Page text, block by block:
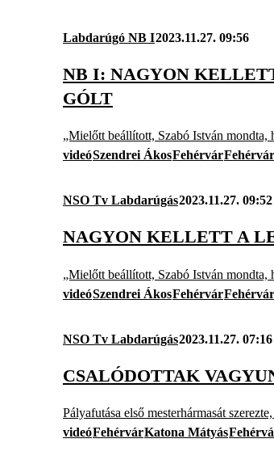
Labdarúgó NB I2023.11.27. 09:56
NB I: NAGYON
GÓLT
„Mielőtt beállított, Szabó István mondta,
videóSzendrei ÁkosFehérvár
NSO Tv Labdarúgás2023.11.27. 09:52
NAGYON KELLETT A
„Mielőtt beállított, Szabó István mondta,
videóSzendrei ÁkosFehérvár
NSO Tv Labdarúgás2023.11.27. 07:16
CSALÓDOTTAK
Pályafutása első mesterhármasát
videóFehérvárKatona Mátyás